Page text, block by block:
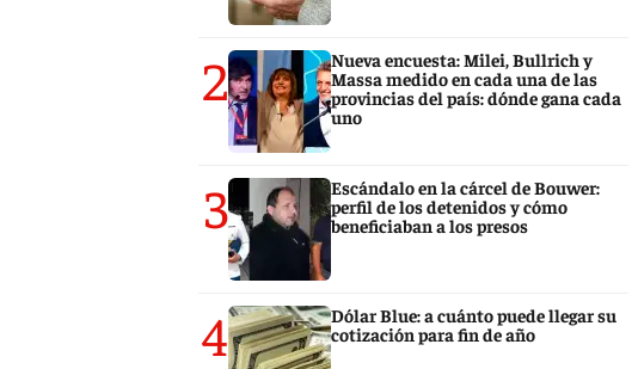
2
Nueva encuesta: Milei, Bullrich y
Massa medido en cada una de las
provincias del país: dónde gana cada
uno
3
Escándalo en la cárcel de Bouwer:
perfil de los detenidos y cómo
beneficiaban a los presos
4
Dólar Blue: a cuánto puede llegar su
cotización para fin de año